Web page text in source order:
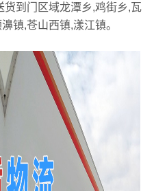
到门区域龙潭乡,鸡街乡,瓦
镇,苍山西镇,漾江镇。